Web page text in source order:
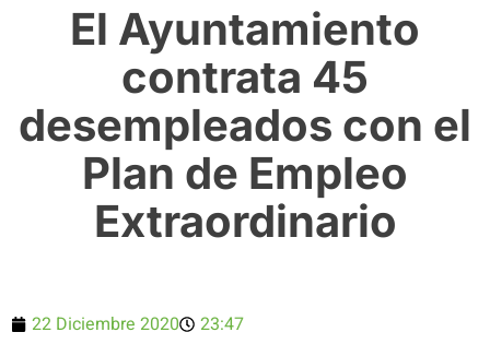
El Ayuntamiento
contrata 45
desempleados con el
Plan de Empleo
Extraordinario
22 Diciembre 2020 23:47